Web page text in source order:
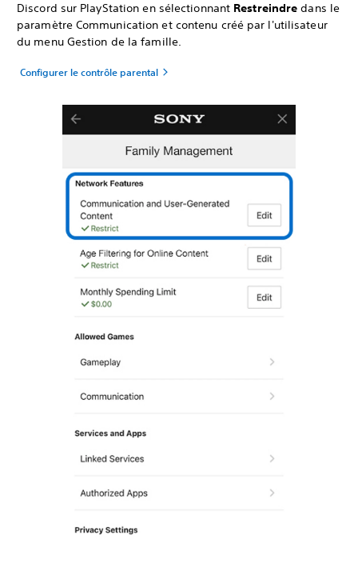
Discord sur PlayStation en sélectionnant Restreindre dans le
paramètre Communication et contenu créé par l'utilisateur
du menu Gestion de la famille.
Configurer le contrôle parental